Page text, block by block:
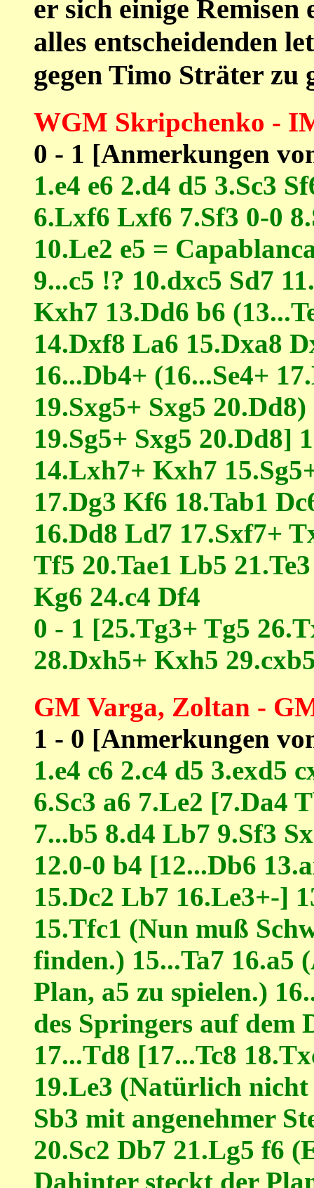
er sich einige
alles entscheidenden
gegen Timo Sträter zu
WGM Skripchenko -
0 - 1 [Anmerkungen
1.e4 e6 2.d4 d5 3.Sc3
6.Lxf6 Lxf6 7.Sf3 0-0
10.Le2 e5 =
9...c5 !? 10.dxc5 Sd7
Kxh7 13.Dd6 b6
14.Dxf8 La6 15.Dxa8
16...Db4+ (16...Se4+
19.Sxg5+ Sxg5
19.Sg5+ Sxg5 20.Dd8]
14.Lxh7+ Kxh7
17.Dg3 Kf6 18.Tab1
16.Dd8 Ld7 17.Sxf7+
Tf5 20.Tae1 Lb5
Kg6 24.c4 Df4
0 - 1 [25.Tg3+ Tg5
28.Dxh5+ Kxh5
GM Varga, Zoltan -
1 - 0 [Anmerkungen
1.e4 c6 2.c4 d5 3.exd5
6.Sc3 a6 7.Le2 [7.Da4
7...b5 8.d4 Lb7 9.Sf3
12.0-0 b4 [12...Db6
15.Dc2 Lb7 16.Le3+-]
15.Tfc1 (Nun muß
finden.) 15...Ta7 16.a5
Plan, a5 zu spielen.)
des Springers auf dem
17...Td8 [17...Tc8
19.Le3 (Natürlich nicht
Sb3 mit angenehmer
20.Sc2 Db7 21.Lg5 f6
Dahinter steckt der